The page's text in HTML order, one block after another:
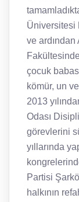
Üniversitesi
ve
çocuk
kömür, un
2013
Odası
görevlerini
yıllarında
Partisi
halkının